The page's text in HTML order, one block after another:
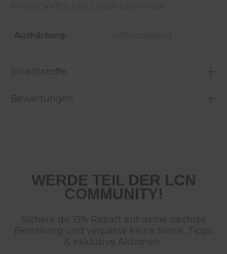
(HYDROXYTOLUOL), DBP, CAMPHOR
Aushärtung: lufttrocknend
Inhaltsstoffe
Bewertungen
WERDE TEIL DER LCN
COMMUNITY!
Sichere dir 15% Rabatt auf deine nächste
Bestellung und verpasse keine News, Tipps
& exklusive Aktionen.